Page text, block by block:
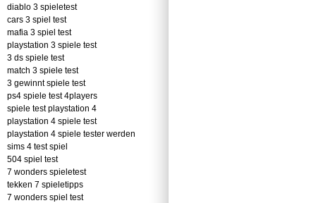
diablo 3 spieletest
cars 3 spiel test
mafia 3 spiel test
playstation 3 spiele test
3 ds spiele test
match 3 spiele test
3 gewinnt spiele test
ps4 spiele test 4players
spiele test playstation 4
playstation 4 spiele test
playstation 4 spiele tester werden
sims 4 test spiel
504 spiel test
7 wonders spieletest
tekken 7 spieletipps
7 wonders spiel test